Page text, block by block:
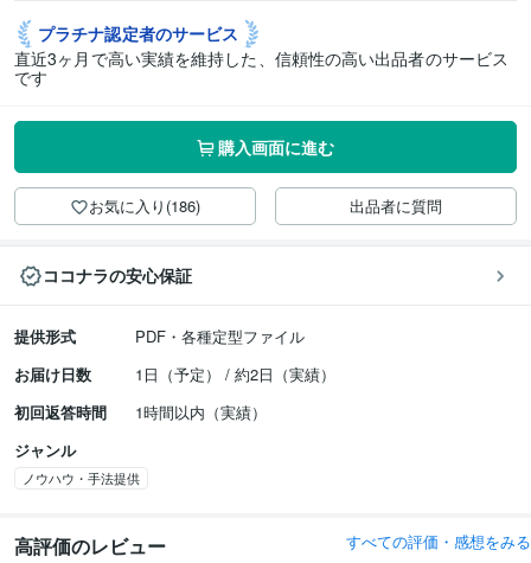
プラチナ認定者のサービス
直近3ヶ月で高い実績を維持した、信頼性の高い出品者のサービス
です
購入画面に進む
お気に入り(186) 出品者に質問
ココナラの安心保証
提供形式
PDF・各種定型ファイル
お届け日数
1日（予定） / 約2日（実績）
初回返答時間
1時間以内（実績）
ジャンル
ノウハウ・手法提供
高評価のレビュー すべての評価・感想をみる